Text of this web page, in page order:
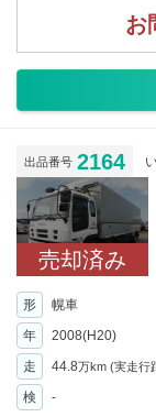
お
出品番号 2164
売却済み
形 幌車
年
2008(H20)
走 44.8万km (実走行
検
-